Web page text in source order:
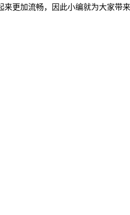
更加流畅，因此小编就为大家带